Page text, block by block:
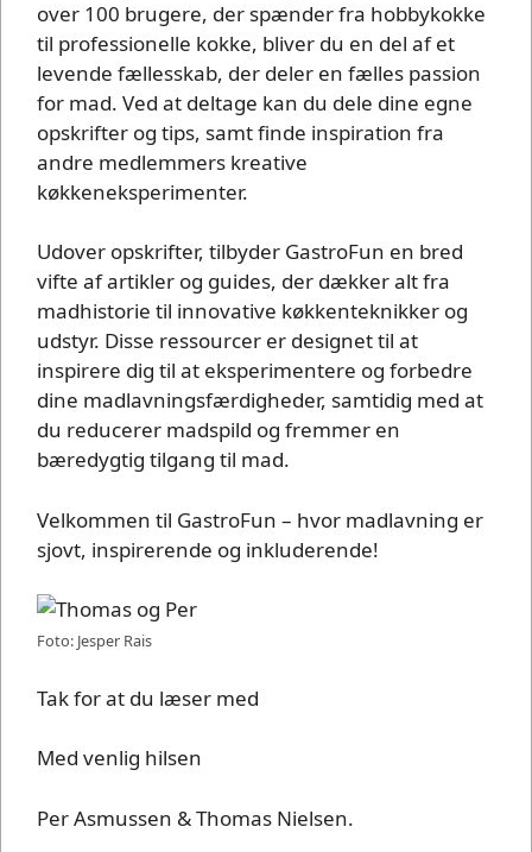
over 100 brugere, der spænder fra hobbykokke
til professionelle kokke, bliver du en del af et
levende fællesskab, der deler en fælles passion
for mad. Ved at deltage kan du dele dine egne
opskrifter og tips, samt finde inspiration fra
andre medlemmers kreative
køkkeneksperimenter.
Udover opskrifter, tilbyder GastroFun en bred
vifte af artikler og guides, der dækker alt fra
madhistorie til innovative køkkenteknikker og
udstyr. Disse ressourcer er designet til at
inspirere dig til at eksperimentere og forbedre
dine madlavningsfærdigheder, samtidig med at
du reducerer madspild og fremmer en
bæredygtig tilgang til mad.
Velkommen til GastroFun – hvor madlavning er
sjovt, inspirerende og inkluderende!
Foto: Jesper Rais
Tak for at du læser med
Med venlig hilsen
Per Asmussen & Thomas Nielsen.